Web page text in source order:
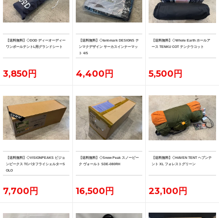
【送料無料】◇DOD ディーオーディー
ワンポールテントL用グランドシート
3,850円
【送料無料】◇tent-mark DESIGNS テ
ンマクデザイン サーカスインナーマッ
ト 4/5
4,400円
【送料無料】◇Whole Earth ホールア
ース TENKU COT テンクウコット
5,500円
【送料無料】◇VISIONPEAKS ビジョ
ンピークス TCバタフライシェルターS
OLO
7,700円
【送料無料】◇Snow Peak スノーピー
ク ヴォールト SDE-080RH
16,500円
【送料無料】◇HAVEN TENT ヘブンテ
ント XL フォレストグリーン
23,100円